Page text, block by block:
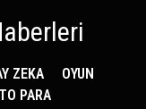
ZEKA
OYUN
PARA